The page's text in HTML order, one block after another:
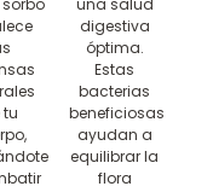
tu
una salud
digestiva
óptima.
Estas
bacterias
beneficiosas
ayudan a
equilibrar la
flora